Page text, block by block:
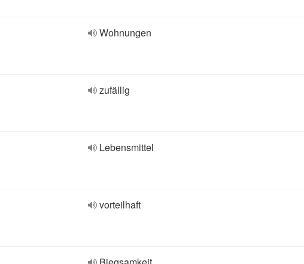
Wohnungen
zufällig
Lebensmittel
vorteilhaft